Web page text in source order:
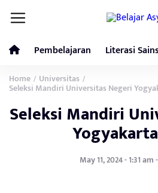
Pembelajaran Literasi
Home / Universitas /
Seleksi Mandiri Universitas Negeri
Seleksi Mandiri
May 11, 2024 - 1:31